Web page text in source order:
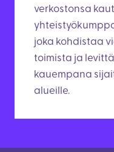
verkostonsa
joka kohdistaa
toimista ja
kauempana
alueille.